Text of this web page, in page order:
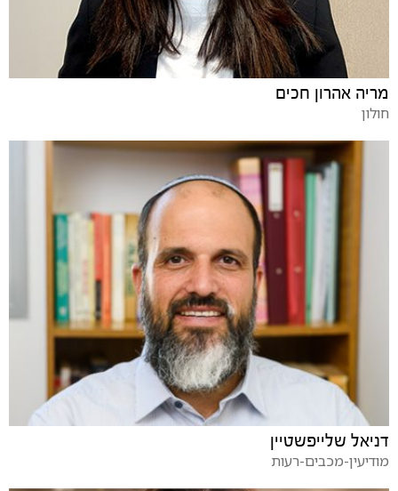
מריה אהרון חכים
חולון
דניאל שלייפשטיין
מודיעין-מכבים-רעות